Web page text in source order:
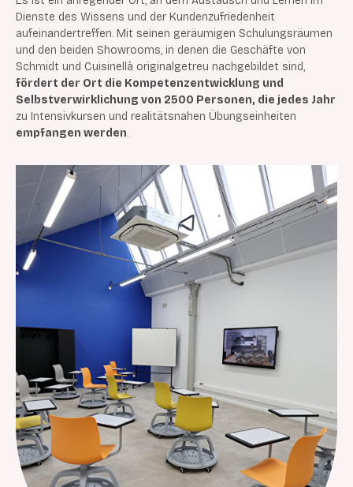
Dienste des Wissens und der Kundenzufriedenheit
aufeinandertreffen. Mit seinen geräumigen Schulungsräumen
und den beiden Showrooms, in denen die Geschäfte von
Schmidt und Cuisinellà originalgetreu nachgebildet sind,
fördert der Ort die Kompetenzentwicklung und
Selbstverwirklichung von 2500 Personen, die jedes Jahr
zu Intensivkursen und realitätsnahen Übungseinheiten
empfangen werden.